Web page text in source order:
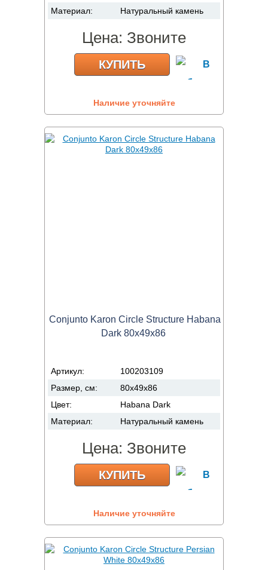
Материал: Натуральный камень
Цена: Звоните
КУПИТЬ
Наличие уточняйте
Conjunto Karon Circle Structure Habana
Dark 80x49x86
Артикул:
100203109
Размер, см:
80x49x86
Цвет:
Habana Dark
Материал:
Натуральный камень
Цена: Звоните
КУПИТЬ
Наличие уточняйте